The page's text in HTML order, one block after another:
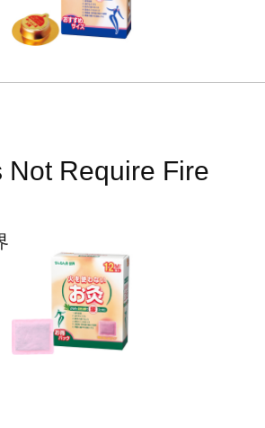
Not Require Fire